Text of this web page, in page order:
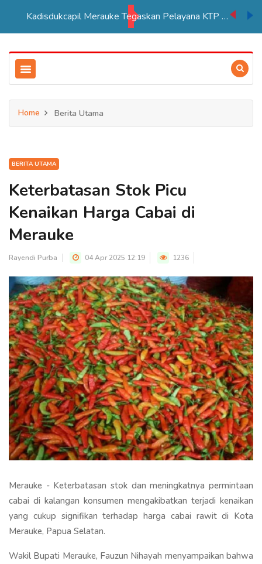
Kadisdukcapil Merauke Tegaskan Pelayana KTP Sesuai SOP
Home Berita Utama
BERITA UTAMA
Keterbatasan Stok Picu
Kenaikan Harga Cabai di
Merauke
Rayendi Purba 04 Apr 2025 12:19 1236
Merauke - Keterbatasan stok dan meningkatnya permintaan
cabai di kalangan konsumen mengakibatkan terjadi kenaikan
yang cukup signifikan terhadap harga cabai rawit di Kota
Merauke, Papua Selatan.
Wakil Bupati Merauke, Fauzun Nihayah menyampaikan bahwa